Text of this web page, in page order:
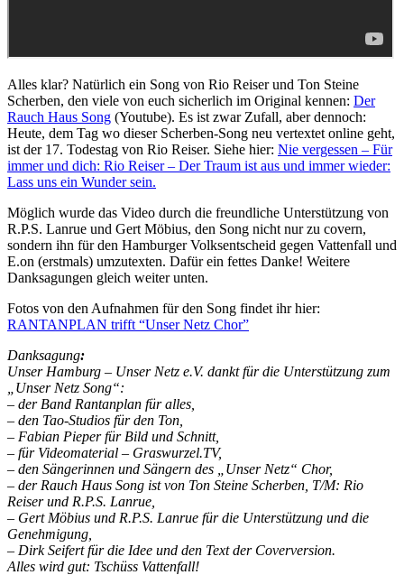
Alles klar? Natürlich ein Song von Rio Reiser und Ton Steine
Scherben, den viele von euch sicherlich im Original kennen: Der
Rauch Haus Song (Youtube). Es ist zwar Zufall, aber dennoch:
Heute, dem Tag wo dieser Scherben-Song neu vertextet online geht,
ist der 17. Todestag von Rio Reiser. Siehe hier: Nie vergessen – Für
immer und dich: Rio Reiser – Der Traum ist aus und immer wieder:
Lass uns ein Wunder sein.
Möglich wurde das Video durch die freundliche Unterstützung von
R.P.S. Lanrue und Gert Möbius, den Song nicht nur zu covern,
sondern ihn für den Hamburger Volksentscheid gegen Vattenfall und
E.on (erstmals) umzutexten. Dafür ein fettes Danke! Weitere
Danksagungen gleich weiter unten.
Fotos von den Aufnahmen für den Song findet ihr hier:
RANTANPLAN trifft “Unser Netz Chor”
Danksagung:
Unser Hamburg – Unser Netz e.V. dankt für die Unterstützung zum
„Unser Netz Song“:
– der Band Rantanplan für alles,
– den Tao-Studios für den Ton,
– Fabian Pieper für Bild und Schnitt,
– für Videomaterial – Graswurzel.TV,
– den Sängerinnen und Sängern des „Unser Netz“ Chor,
– der Rauch Haus Song ist von Ton Steine Scherben, T/M: Rio
Reiser und R.P.S. Lanrue,
– Gert Möbius und R.P.S. Lanrue für die Unterstützung und die
Genehmigung,
– Dirk Seifert für die Idee und den Text der Coverversion.
Alles wird gut: Tschüss Vattenfall!